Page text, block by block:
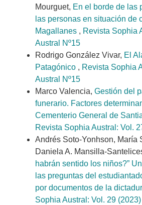
Mourguet, En el borde de las
las personas en situación de
Magallanes , Revista Sophia
Austral Nº15
Rodrigo González Vivar, El
Patagónico , Revista Sophia
Austral Nº15
Marco Valencia, Gestión del
funerario. Factores
Cementerio General de
Revista Sophia Austral: Vol.
Andrés Soto-Yonhson, María
Daniela A. Mansilla-
habrán sentido los niños?”
las preguntas del
por documentos de la
Sophia Austral: Vol. 29 (2023)